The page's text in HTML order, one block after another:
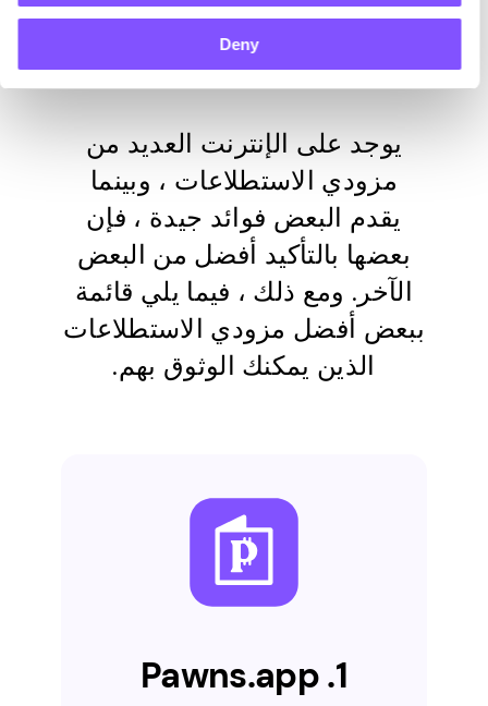
Deny
الخدمات للثقة
يوجد على الإنترنت العديد من
مزودي الاستطلاعات ، وبينما
يقدم البعض فوائد جيدة ، فإن
بعضها بالتأكيد أفضل من البعض
الآخر. ومع ذلك ، فيما يلي قائمة
ببعض أفضل مزودي الاستطلاعات
الذين يمكنك الوثوق بهم.
1. Pawns.app